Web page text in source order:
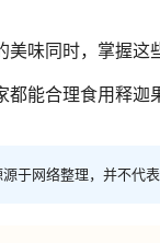
美味同时，掌握这
都能合理食用释迦
于网络整理，并不代